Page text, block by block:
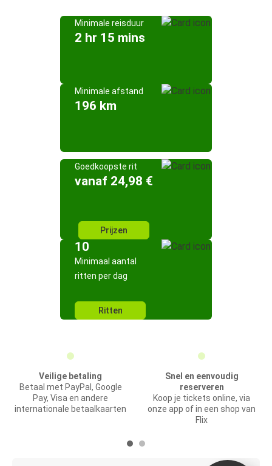
Minimale reisduur
2 hr 15 mins
Minimale afstand
196 km
Goedkoopste rit
vanaf 24,98 €
Prijzen
10
Minimaal aantal
ritten per dag
Ritten
Veilige betaling
Betaal met PayPal, Google
Pay, Visa en andere
internationale betaalkaarten
Snel en eenvoudig
reserveren
Koop je tickets online, via
onze app of in een shop van
Flix